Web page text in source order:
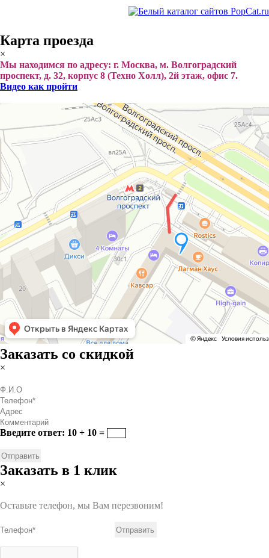
Карта проезда
×
Мы находимся по адресу: г. Москва, м. Волгоградский
проспект, д. 32, корпус 8 (Техно Холл), 2й этаж, офис 7.
Видео как пройти
Заказать со скидкой
×
Введите ответ: 10 + 10 =
Заказать в 1 клик
×
Оставьте телефон, мы Вам перезвоним!